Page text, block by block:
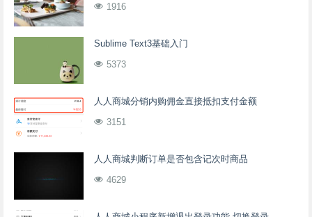
1916
Sublime Text3基础入门
5373
人人商城分销内购佣金直接抵扣支付金额
3151
人人商城判断订单是否包含记次时商品
4629